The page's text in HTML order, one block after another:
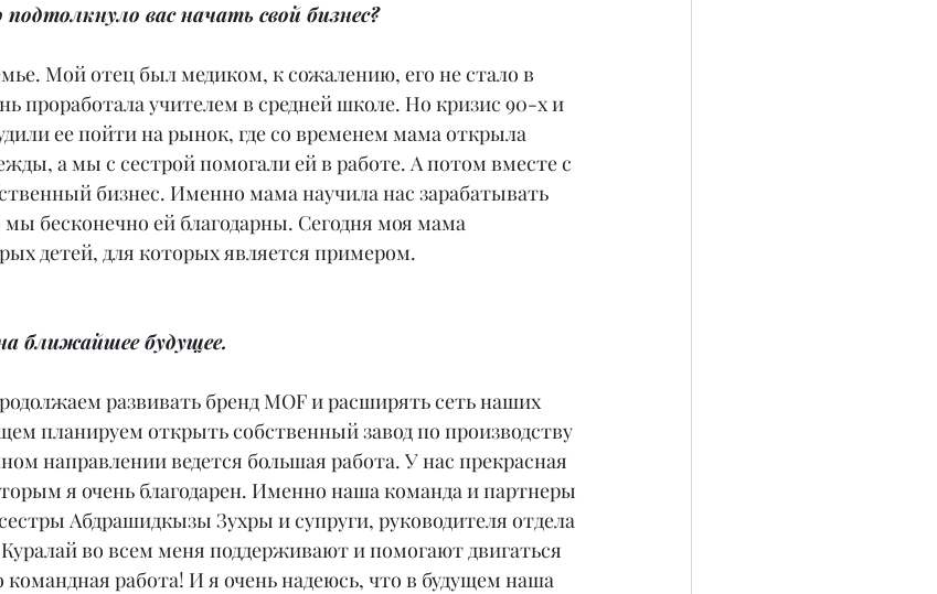
вас начать свой бизнес?
Мой отец был медиком, к сожалению, его не стало в
проработала учителем в средней школе. Но кризис 90-х и
ее пойти на рынок, где со временем мама открыла
а мы с сестрой помогали ей в работе. А потом вместе с
бизнес. Именно мама научила нас зарабатывать
бесконечно ей благодарны. Сегодня моя мама
детей, для которых является примером.
ближайшее будущее.
развивать бренд MOF и расширять сеть наших
планируем открыть собственный завод по производству
направлении ведется большая работа. У нас прекрасная
я очень благодарен. Именно наша команда и партнеры
Абдрашидкызы Зухры и супруги, руководителя отдела
во всем меня поддерживают и помогают двигаться
работа! И я очень надеюсь, что в будущем наша